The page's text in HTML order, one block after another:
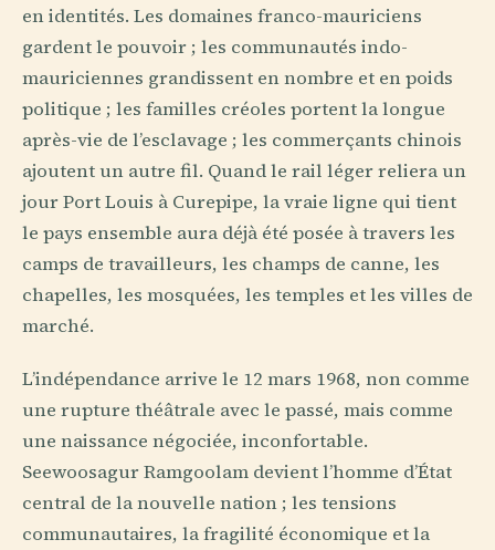
en identités. Les domaines franco-mauriciens
gardent le pouvoir ; les communautés indo-
mauriciennes grandissent en nombre et en poids
politique ; les familles créoles portent la longue
après-vie de l’esclavage ; les commerçants chinois
ajoutent un autre fil. Quand le rail léger reliera un
jour Port Louis à Curepipe, la vraie ligne qui tient
le pays ensemble aura déjà été posée à travers les
camps de travailleurs, les champs de canne, les
chapelles, les mosquées, les temples et les villes de
marché.
L’indépendance arrive le 12 mars 1968, non comme
une rupture théâtrale avec le passé, mais comme
une naissance négociée, inconfortable.
Seewoosagur Ramgoolam devient l’homme d’État
central de la nouvelle nation ; les tensions
communautaires, la fragilité économique et la